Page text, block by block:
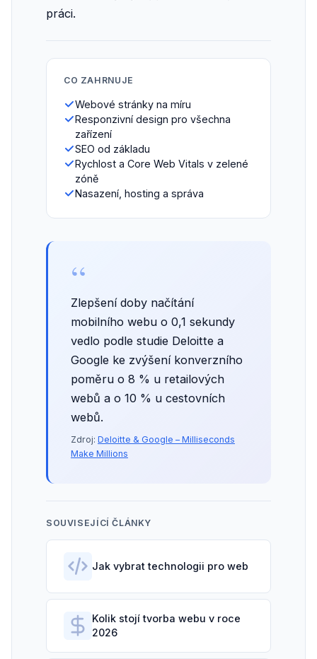
práci.
CO ZAHRNUJE
Webové stránky na míru
Responzivní design pro všechna
zařízení
SEO od základu
Rychlost a Core Web Vitals v zelené
zóně
Nasazení, hosting a správa
“
Zlepšení doby načítání
mobilního webu o 0,1 sekundy
vedlo podle studie Deloitte a
Google ke zvýšení konverzního
poměru o 8 % u retailových
webů a o 10 % u cestovních
webů.
Zdroj: Deloitte & Google – Milliseconds
Make Millions
SOUVISEJÍCÍ ČLÁNKY
Jak vybrat technologii pro web
Kolik stojí tvorba webu v roce
2026